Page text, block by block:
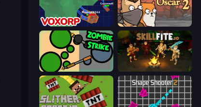
Voxorp Senya and Oscar 2
ZombieStrike Skillfite.io